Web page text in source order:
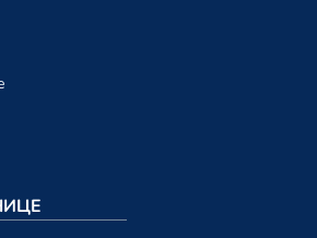
ТВ 197